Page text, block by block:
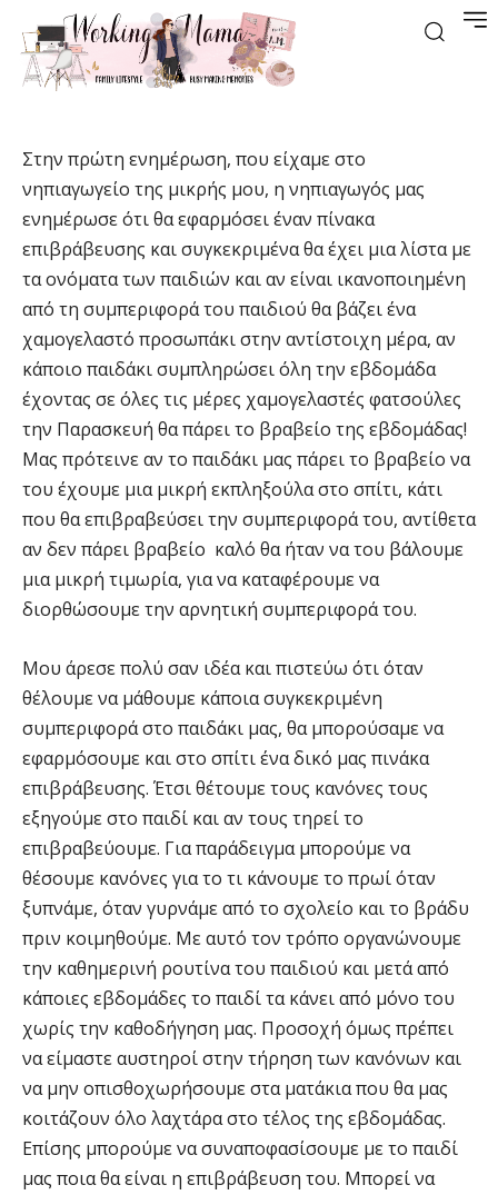
Στην πρώτη ενημέρωση, που είχαμε στο
νηπιαγωγείο της μικρής μου, η νηπιαγωγός μας
ενημέρωσε ότι θα εφαρμόσει έναν πίνακα
επιβράβευσης και συγκεκριμένα θα έχει μια λίστα με
τα ονόματα των παιδιών και αν είναι ικανοποιημένη
από τη συμπεριφορά του παιδιού θα βάζει ένα
χαμογελαστό προσωπάκι στην αντίστοιχη μέρα, αν
κάποιο παιδάκι συμπληρώσει όλη την εβδομάδα
έχοντας σε όλες τις μέρες χαμογελαστές φατσούλες
την Παρασκευή θα πάρει το βραβείο της εβδομάδας!
Μας πρότεινε αν το παιδάκι μας πάρει το βραβείο να
του έχουμε μια μικρή εκπληξούλα στο σπίτι, κάτι
που θα επιβραβεύσει την συμπεριφορά του, αντίθετα
αν δεν πάρει βραβείο καλό θα ήταν να του βάλουμε
μια μικρή τιμωρία, για να καταφέρουμε να
διορθώσουμε την αρνητική συμπεριφορά του.
Μου άρεσε πολύ σαν ιδέα και πιστεύω ότι όταν
θέλουμε να μάθουμε κάποια συγκεκριμένη
συμπεριφορά στο παιδάκι μας, θα μπορούσαμε να
εφαρμόσουμε και στο σπίτι ένα δικό μας πινάκα
επιβράβευσης. Έτσι θέτουμε τους κανόνες τους
εξηγούμε στο παιδί και αν τους τηρεί το
επιβραβεύουμε. Για παράδειγμα μπορούμε να
θέσουμε κανόνες για το τι κάνουμε το πρωί όταν
ξυπνάμε, όταν γυρνάμε από το σχολείο και το βράδυ
πριν κοιμηθούμε. Με αυτό τον τρόπο οργανώνουμε
την καθημερινή ρουτίνα του παιδιού και μετά από
κάποιες εβδομάδες το παιδί τα κάνει από μόνο του
χωρίς την καθοδήγηση μας. Προσοχή όμως πρέπει
να είμαστε αυστηροί στην τήρηση των κανόνων και
να μην οπισθοχωρήσουμε στα ματάκια που θα μας
κοιτάζουν όλο λαχτάρα στο τέλος της εβδομάδας.
Επίσης μπορούμε να συναποφασίσουμε με το παιδί
μας ποια θα είναι η επιβράβευση του. Μπορεί να